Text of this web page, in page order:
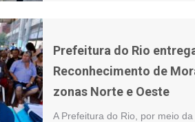
Prefeitura do Rio
Reconhecimento de
zonas Norte e Oeste
A Prefeitura do Rio, por meio